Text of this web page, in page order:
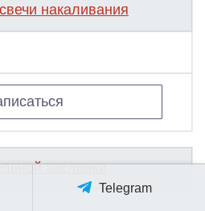
накаливания
заслонки
Telegram